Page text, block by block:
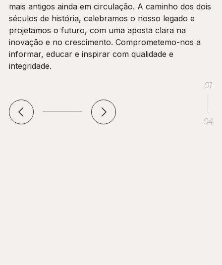
mais antigos ainda em circulação. A caminho dos dois
séculos de história, celebramos o nosso legado e
projetamos o futuro, com uma aposta clara na
inovação e no crescimento. Comprometemo-nos a
informar, educar e inspirar com qualidade e
integridade.
01
04